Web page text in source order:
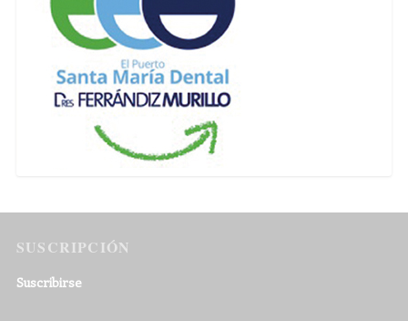
SUSCRIPCIÓN
Suscribirse